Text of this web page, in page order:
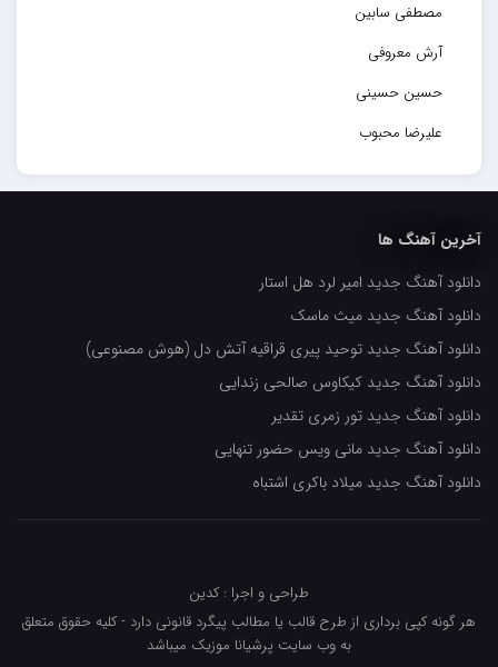
مصطفی سابین
آرش معروفی
حسین حسینی
علیرضا محبوب
حسین حصارکی
کاپیتان
مجید رضوی
رضا مرانلو
امیر عرفانی
رضا صادقی
سعید شمس
مهرزاد اسفندیاری
آخرین آهنگ ها
دانلود آهنگ جدید امیر لرد هل استار
دانلود آهنگ جدید میث ماسک
دانلود آهنگ جدید توحید پیری قراقیه آتش دل (هوش مصنوعی)
دانلود آهنگ جدید کیکاوس صالحی زندایی
دانلود آهنگ جدید تور زمری تقدیر
دانلود آهنگ جدید مانی ویس حضور تنهایی
دانلود آهنگ جدید میلاد باکری اشتباه
طراحی و اجرا : کدین
هر گونه کپی برداری از طرح قالب یا مطالب پیگرد قانونی دارد - کلیه حقوق متعلق
به وب سایت پرشیانا موزیک میباشد